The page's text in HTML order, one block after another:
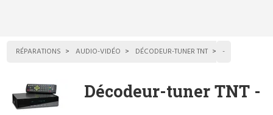
RÉPARATIONS AUDIO-VIDÉO DÉCODEUR-TUNER TNT -
Décodeur-tuner TNT -